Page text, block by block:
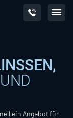
ein Angebot für